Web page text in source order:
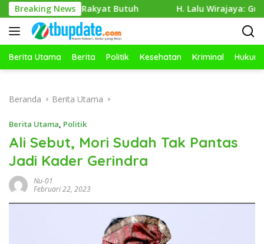
Langsung
ke
konten
Breaking News
Rakyat Butuh H. Lalu Wirajaya: Guru Kreatif,
Berita Utama Berita Politik Kesehatan Kriminal Hukum
Beranda Berita Utama
Berita Utama, Politik
Ali Sebut, Mori Sudah Tak Pantas
Jadi Kader Gerindra
Nu-01
Februari 22, 2023